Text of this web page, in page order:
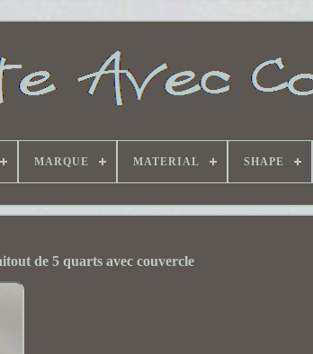
MARQUE MATERIAL SHAPE
de 5 quarts avec couvercle